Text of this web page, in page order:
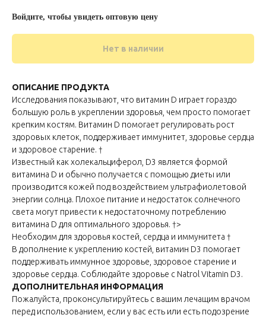
Войдите, чтобы увидеть оптовую цену
Нет в наличии
ОПИСАНИЕ ПРОДУКТА
Исследования показывают, что витамин D играет гораздо
большую роль в укреплении здоровья, чем просто помогает
крепким костям. Витамин D помогает регулировать рост
здоровых клеток, поддерживает иммунитет, здоровье сердца
и здоровое старение. †
Известный как холекальциферол, D3 является формой
витамина D и обычно получается с помощью диеты или
производится кожей под воздействием ультрафиолетовой
энергии солнца. Плохое питание и недостаток солнечного
света могут привести к недостаточному потреблению
витамина D для оптимального здоровья. †>
Необходим для здоровья костей, сердца и иммунитета †
В дополнение к укреплению костей, витамин D3 помогает
поддерживать иммунное здоровье, здоровое старение и
здоровье сердца. Соблюдайте здоровье с Natrol Vitamin D3.
ДОПОЛНИТЕЛЬНАЯ ИНФОРМАЦИЯ
Пожалуйста, проконсультируйтесь с вашим лечащим врачом
перед использованием, если у вас есть или есть подозрение